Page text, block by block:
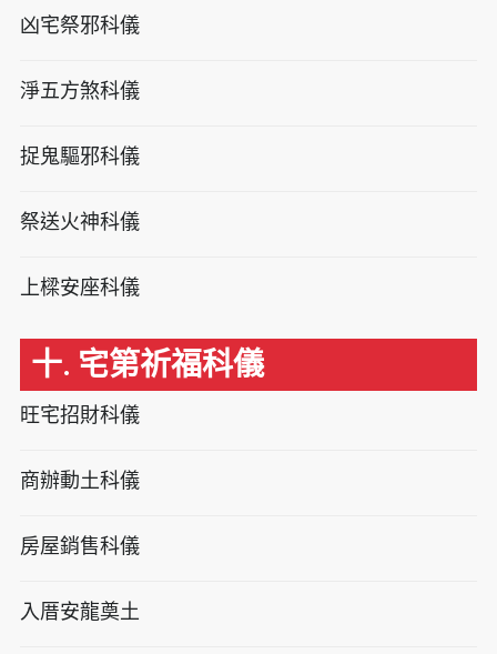
凶宅祭邪科儀
淨五方煞科儀
捉鬼驅邪科儀
祭送火神科儀
上樑安座科儀
十. 宅第祈福科儀
旺宅招財科儀
商辦動土科儀
房屋銷售科儀
入厝安龍奠土